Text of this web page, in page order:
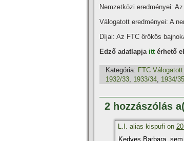
Nemzetközi eredményei:
Válogatott eredményei: A
Dí­jai: Az FTC örökös
Edző adatlapja ittérhető
Kategória: FTC
1932/33, 1933/34, 1934/35
2 hozzászólás
L.I. alias kispufi on
Kedves Barbara,